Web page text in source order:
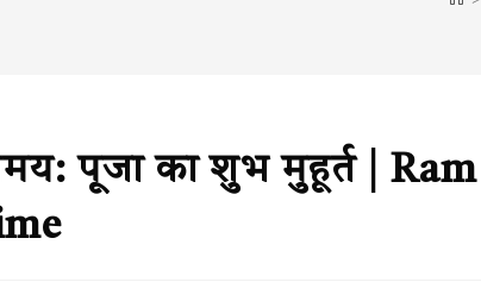
पूजा का शुभ मुहूर्त | Ram